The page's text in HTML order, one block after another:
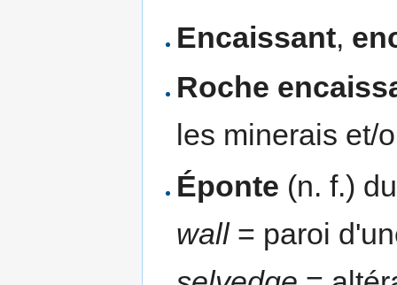
Encaissant,
Roche
les minerais et/
Éponte (n. f.)
wall= paroi